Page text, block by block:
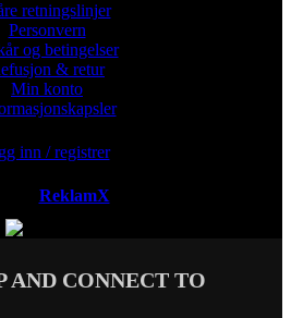
retningslinjer
Personvern
og betingelser
& retur
Min konto
inn / registrer
ReklamXAB.
AND CONNECT TO